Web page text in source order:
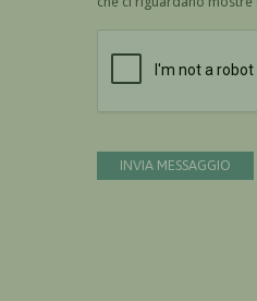
INVIA MESSAGGIO